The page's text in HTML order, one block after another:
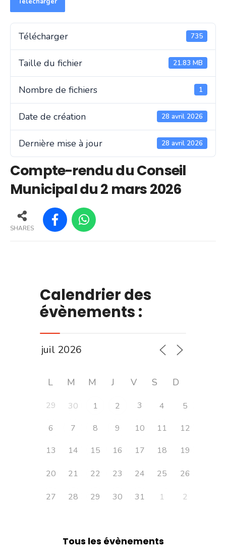
Télécharger 735
Taille du fichier 21.83 MB
Nombre de fichiers 1
Date de création 28 avril 2026
Dernière mise à jour 28 avril 2026
Compte-rendu du Conseil
Municipal du 2 mars 2026
SHARES
Calendrier des
évènements :
L M M J V S D
29 30 1 2 3 4
5
6
7 8 9 10 11
12
13
14 15 16 17 18 19
20 21 22 23 24 25 26
27 28 29 30 31 1 2
Tous les évènements